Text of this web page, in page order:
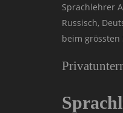
Sprachlehrer
Russisch,
beim grössten